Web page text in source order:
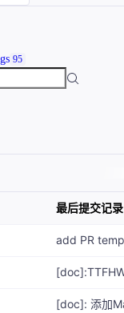
95
最后提交记录